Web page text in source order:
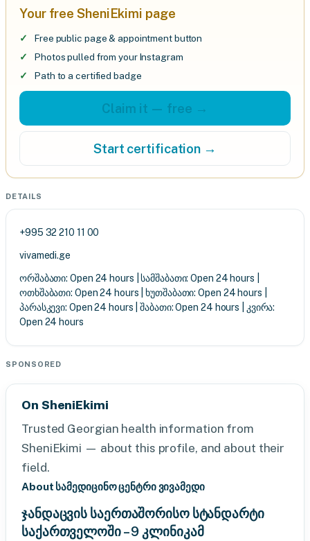
Your free SheniEkimi page
Free public page & appointment button
Photos pulled from your Instagram
Path to a certified badge
Claim it — free →
Start certification →
DETAILS
+995 32 210 11 00
vivamedi.ge
ორშაბათი: Open 24 hours | სამშაბათი: Open 24 hours |
ოთხშაბათი: Open 24 hours | ხუთშაბათი: Open 24 hours |
პარასკევი: Open 24 hours | შაბათი: Open 24 hours | კვირა:
Open 24 hours
SPONSORED
On SheniEkimi
Trusted Georgian health information from
SheniEkimi — about this profile, and about their
field.
About სამედიცინო ცენტრი ვივამედი
ჯანდაცვის საერთაშორისო სტანდარტი
საქართველოში – 9 კლინიკამ